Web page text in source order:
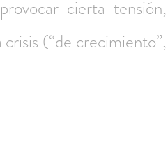
cierta tensión,
(“de crecimiento”,